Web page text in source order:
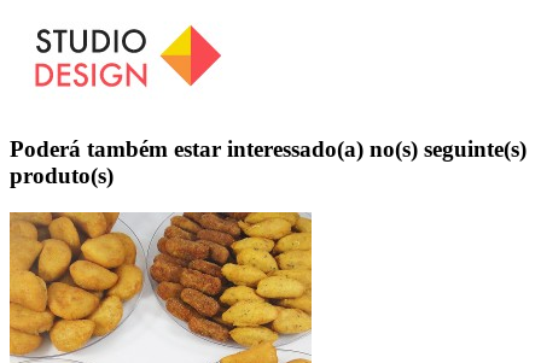
Poderá também estar interessado(a) no(s) seguinte(s)
produto(s)